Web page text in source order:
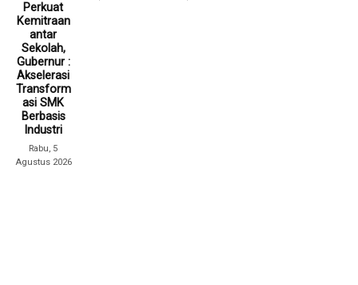
Perkuat
Kemitraan
antar
Sekolah,
Gubernur :
Akselerasi
Transform
asi SMK
Berbasis
Industri
Rabu, 5
Agustus 2026